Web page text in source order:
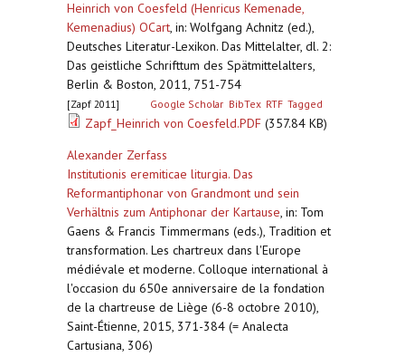
Heinrich von Coesfeld (Henricus Kemenade,
Kemenadius) OCart, in: Wolfgang Achnitz (ed.),
Deutsches Literatur-Lexikon. Das Mittelalter, dl. 2:
Das geistliche Schrifttum des Spätmittelalters,
Berlin & Boston, 2011, 751-754
[Zapf 2011] Google Scholar BibTex RTF Tagged
Zapf_Heinrich von Coesfeld.PDF (357.84 KB)
Alexander Zerfass
Institutionis eremiticae liturgia. Das
Reformantiphonar von Grandmont und sein
Verhältnis zum Antiphonar der Kartause, in: Tom
Gaens & Francis Timmermans (eds.), Tradition et
transformation. Les chartreux dans l'Europe
médiévale et moderne. Colloque international à
l'occasion du 650e anniversaire de la fondation
de la chartreuse de Liège (6-8 octobre 2010),
Saint-Étienne, 2015, 371-384 (= Analecta
Cartusiana, 306)